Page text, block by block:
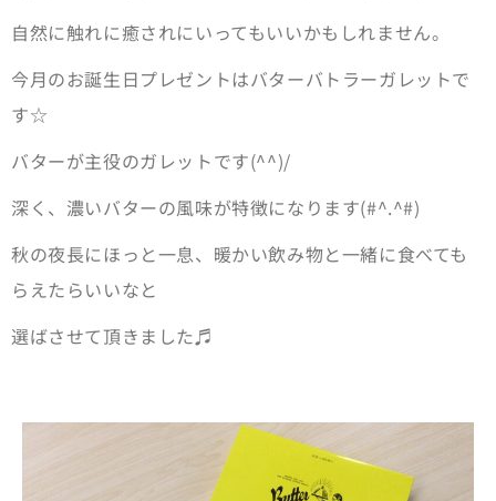
自然に触れに癒されにいってもいいかもしれません。
今月のお誕生日プレゼントはバターバトラーガレットで
す☆
バターが主役のガレットです(^^)/
深く、濃いバターの風味が特徴になります(#^.^#)
秋の夜長にほっと一息、暖かい飲み物と一緒に食べても
らえたらいいなと
選ばさせて頂きました♬